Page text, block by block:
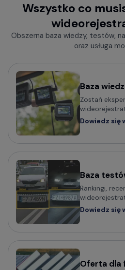
Wszystko co
Obszerna baza wiedzy, testów,
oraz usługa
Baza
Zostań
Dowiedz się
Baza
Rankingi,
Dowiedz się
Oferta dla